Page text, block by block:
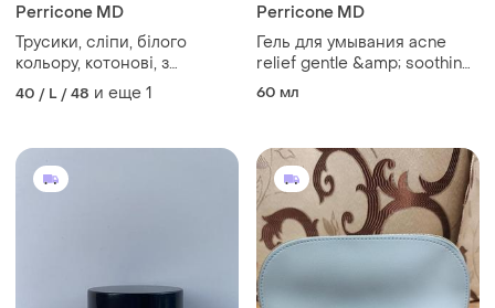
Perricone MD
Трусики, сліпи, білого
кольору, котонові, з
високою, талією👌
40 / L / 48 и еще 1
Perricone MD
Гель для умывания acne
relief gentle &amp; soothing
cleanser 59 мл
60 мл